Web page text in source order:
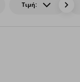
Τιμή: